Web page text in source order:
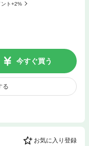
ント+2%
今すぐ買う
る
お気に入り登録